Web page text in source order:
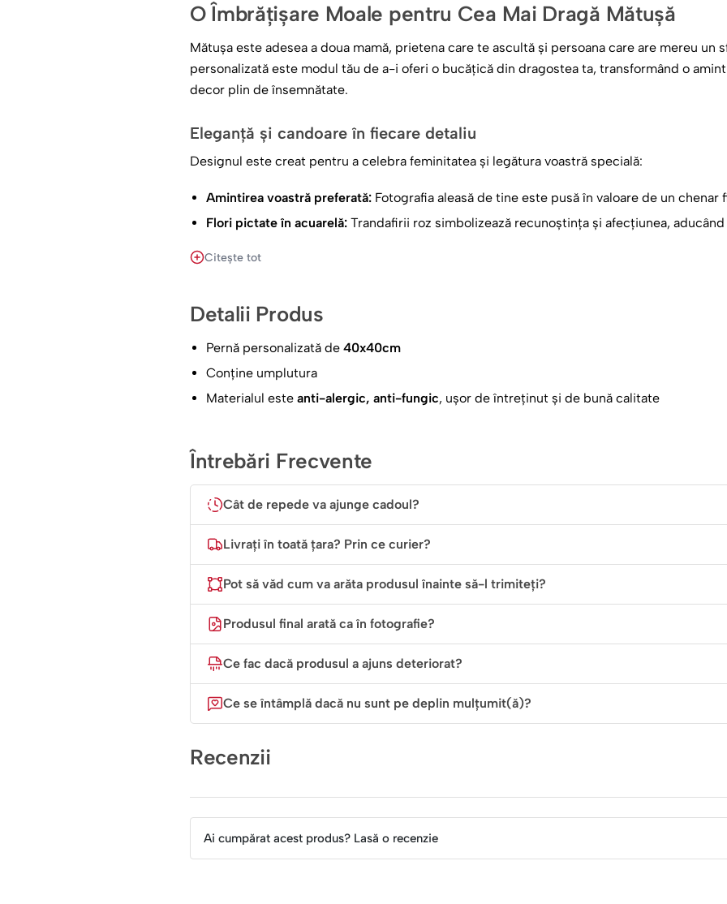
O Îmbrățișare Moale pentru Cea Mai Dragă Mătușă
Mătușa este adesea a doua mamă, prietena care te ascultă și persoana care are mereu un
personalizată este modul tău de a-i oferi o bucățică din dragostea ta, transformând o
decor plin de însemnătate.
Eleganță și candoare în fiecare detaliu
Designul este creat pentru a celebra feminitatea și legătura voastră specială:
Amintirea voastră preferată:Fotografia aleasă de tine este pusă în valoare de un
Flori pictate în acuarelă:Trandafirii roz simbolizează recunoștința și afecțiunea,
relaxare. Imprimeul este integrat în țesătură, astfel că va rămâne impecabil, permițându-i
ani la rând.
„Sunt oameni care fac lumea mai frumoasă doar pentru că fac parte din
unul dintre ei.”
Citește tot
Detalii Produs
Pernă personalizată de 40x40cm
Conține umplutura
Materialul este anti-alergic, anti-fungic, ușor de întreținut și de bună calitate
Întrebări Frecvente
Cât de repede va ajunge cadoul?
Livrați în toată țara? Prin ce curier?
Pot să văd cum va arăta produsul înainte să-l trimiteți?
Produsul final arată ca în fotografie?
Ce fac dacă produsul a ajuns deteriorat?
Ce se întâmplă dacă nu sunt pe deplin mulțumit(ă)?
Recenzii
Ai cumpărat acest produs? Lasă o recenzie